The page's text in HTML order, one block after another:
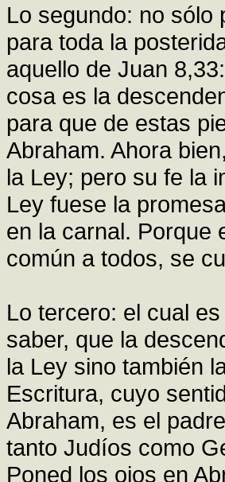
Lo segundo: no sólo
para toda la
aquello de Juan
cosa es la
para que de estas
Abraham. Ahora
la Ley; pero su fe la
Ley fuese la
en la carnal. Porque
común a todos, se
Lo tercero: el cual
saber, que la
la Ley sino también
Escritura, cuyo
Abraham, es el
tanto Judíos como
Poned los ojos en